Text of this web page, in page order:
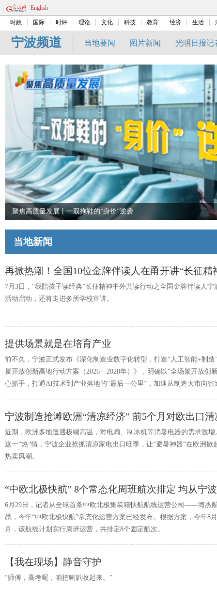
English
时政 国际 时评 理论 文化 科技 教育 经济 生活
宁波频道 当地要闻 图片新闻 光明日报记
聚焦高质量发展丨一双拖鞋的“身价”逆袭
当地新闻
再掀热潮！全国10位金牌伴读人在甬开讲“长征精
7月3日，“我陪孩子读经典”长征精神中外共读行动之全国金牌伴读人宁
活动启动，还将走进多所学校宣讲。
提供场景就是在培育产业
前不久，宁波正式发布《深化制造业数字化转型，打造“人工智能+制造
景开放创新高地行动方案（2026—2028年）》，明确以“全场景开放创
心抓手，打通AI技术到产业落地的“最后一公里”，加速从制造大市向智
近期，欧洲多地遭遇极端高温，对电扇、制冰机等消暑电器的需求激增
这一“热”情，宁波企业抢抓清凉家电出口旺季，让“避暑神器”在欧洲掀
热卖风潮。
6月29日，记者从全球首条中欧北极集装箱快航航线运营公司——海杰
悉，今年“中欧北极快航”常态化运营方案已经发布。根据方案，今年8
月，该航线计划实行周班运营，共排定8个固定航次。
【我在现场】静音守护
“师傅，高考呢，咱把喇叭收起来。”